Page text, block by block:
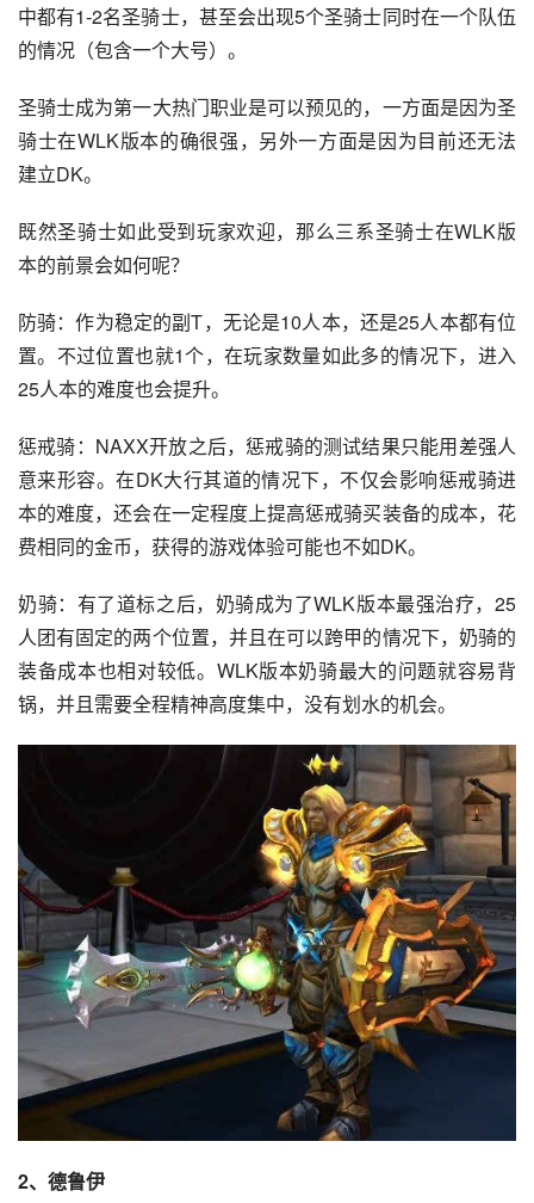
中都有1-2名圣骑士，甚至会出现5个圣骑士同时在一个队伍
的情况（包含一个大号）。
圣骑士成为第一大热门职业是可以预见的，一方面是因为圣
骑士在WLK版本的确很强，另外一方面是因为目前还无法
建立DK。
既然圣骑士如此受到玩家欢迎，那么三系圣骑士在WLK版
本的前景会如何呢？
防骑：作为稳定的副T，无论是10人本，还是25人本都有位
置。不过位置也就1个，在玩家数量如此多的情况下，进入
25人本的难度也会提升。
惩戒骑：NAXX开放之后，惩戒骑的测试结果只能用差强人
意来形容。在DK大行其道的情况下，不仅会影响惩戒骑进
本的难度，还会在一定程度上提高惩戒骑买装备的成本，花
费相同的金币，获得的游戏体验可能也不如DK。
奶骑：有了道标之后，奶骑成为了WLK版本最强治疗，25
人团有固定的两个位置，并且在可以跨甲的情况下，奶骑的
装备成本也相对较低。WLK版本奶骑最大的问题就容易背
锅，并且需要全程精神高度集中，没有划水的机会。
2、德鲁伊